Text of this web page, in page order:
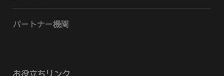
パートナー機関
お役立ちリンク